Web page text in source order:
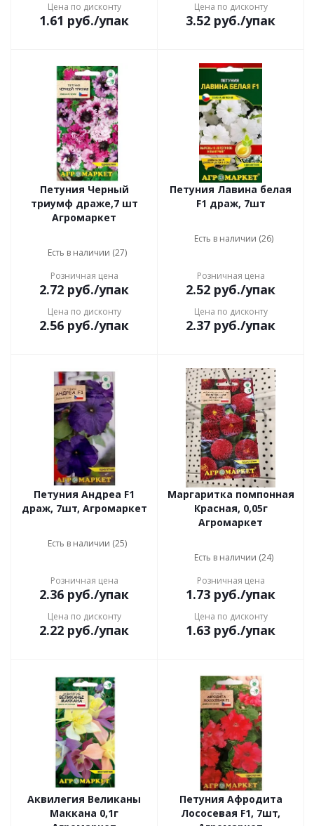
Цена по дисконту
1.61 руб./упак
Цена по дисконту
3.52 руб./упак
Петуния Черный
триумф драже,7 шт
Агромаркет
Есть в наличии (27)
Розничная цена
2.72 руб./упак
Цена по дисконту
2.56 руб./упак
Петуния Лавина белая
F1 драж, 7шт
Есть в наличии (26)
Розничная цена
2.52 руб./упак
Цена по дисконту
2.37 руб./упак
Петуния Андреа F1
драж, 7шт, Агромаркет
Есть в наличии (25)
Розничная цена
2.36 руб./упак
Цена по дисконту
2.22 руб./упак
Маргаритка помпонная
Красная, 0,05г
Агромаркет
Есть в наличии (24)
Розничная цена
1.73 руб./упак
Цена по дисконту
1.63 руб./упак
Аквилегия Великаны
Маккана 0,1г
Петуния Афродита
Лососевая F1, 7шт,